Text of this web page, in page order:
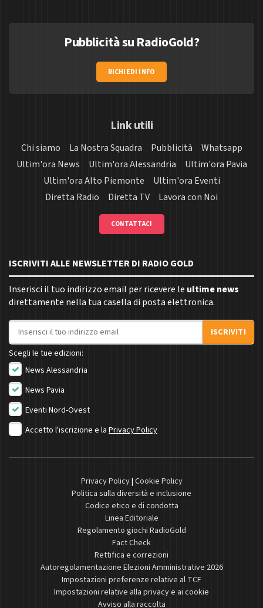
Pubblicità su RadioGold?
RICHIEDI INFO
Link utili
Chi siamo La Nostra Squadra Pubblicità
Whatsapp
Ultim'ora News
Ultim'ora Alessandria
Ultim'ora Pavia
Ultim'ora Alto Piemonte
Ultim'ora Eventi
Diretta Radio
Diretta TV Lavora con Noi
CONTATTACI
ISCRIVITI ALLE NEWSLETTER DI RADIO GOLD
Inserisci il tuo indirizzo email per ricevere le ultime news
direttamente nella tua casella di posta elettronica.
Indirizzo email
ISCRIVITI
Scegli le tue edizioni:
News Alessandria
News Pavia
Eventi Nord-Ovest
Accetto l'iscrizione e la Privacy Policy
Privacy Policy| Cookie Policy
Politica sulla diversità e inclusione
Codice etico e di condotta
Linea Editoriale
Regolamento giochi RadioGold
Fact Check
Rettifica e correzioni
Autoregolamentazione Elezioni Amministrative 2026
Impostazioni preferenze relative al TCF
Impostazioni relative alla privacy e ai cookie
Avviso alla raccolta